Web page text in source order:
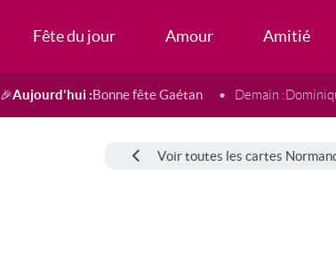
Fête du jour Amour Amitié
🎉Aujourd'hui :Bonne fête Gaétan Demain :
Voir toutes les cartes